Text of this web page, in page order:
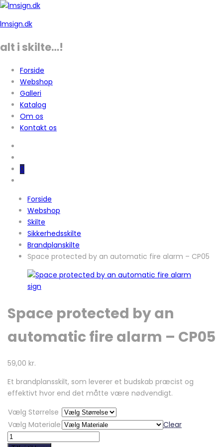
lmsign.dk
alt i skilte…!
Forside
Webshop
Galleri
Katalog
Om os
Kontakt os
0
Forside
Webshop
Skilte
Sikkerhedsskilte
Brandplanskilte
Space protected by an automatic fire alarm – CP05
Space protected by an
automatic fire alarm – CP05
59,00 kr.
Et brandplansskilt, som leverer et budskab præcist og
effektivt hvor end det måtte være nødvendigt.
Vælg Størrelse
Vælg Materiale
Clear
Space